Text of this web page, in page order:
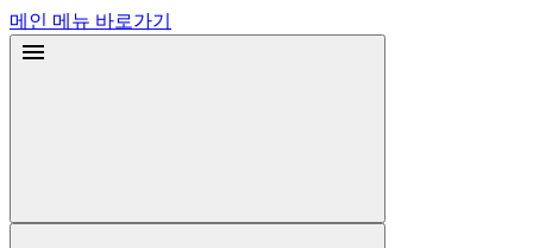
메인 메뉴 바로가기